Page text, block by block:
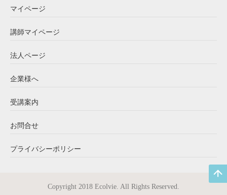
マイページ
講師マイページ
法人ページ
企業様へ
受講案内
お問合せ
プライバシーポリシー
Copyright 2018 Ecolvie. All Rights Reserved.